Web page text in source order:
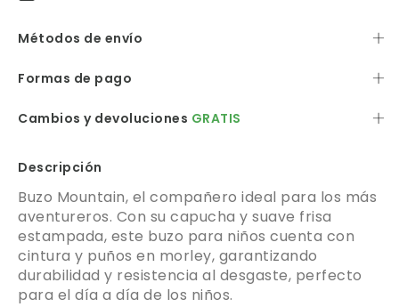
Métodos de envío
Formas de pago
Cambios y devoluciones GRATIS
Descripción
Buzo Mountain, el compañero ideal para los más
aventureros. Con su capucha y suave frisa
estampada, este buzo para niños cuenta con
cintura y puños en morley, garantizando
durabilidad y resistencia al desgaste, perfecto
para el día a día de los niños.